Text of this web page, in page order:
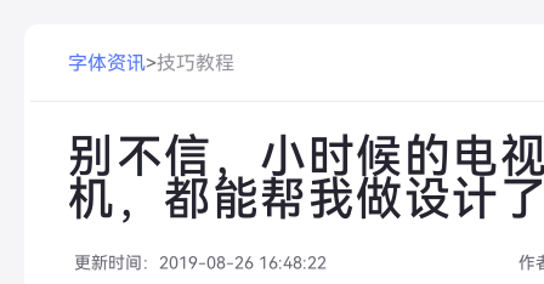
字体资讯>技巧教程
别不信，小时候的电
机，都能帮我做设计
更新时间： 2019-08-26 16:48:22 作